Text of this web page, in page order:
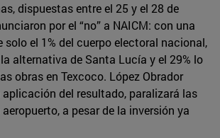
dispuestas entre el 25 y el 28 de
por el “no” a NAICM: con una
el 1% del cuerpo electoral nacional,
alternativa de Santa Lucía y el 29% lo
obras en Texcoco. López Obrador
aplicación del resultado, paralizará las
a pesar de la inversión ya